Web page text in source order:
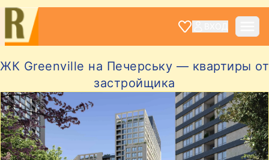
ЖК Greenville на Печерську — квартиры от
застройщика